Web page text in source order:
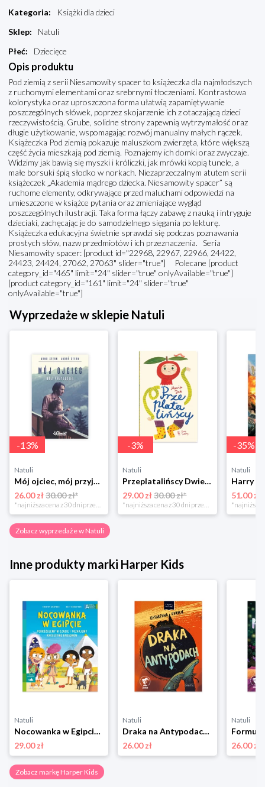
Kategoria:
Książki dla dzieci
Sklep:
Natuli
Płeć: Dziecięce
Opis produktu
Pod ziemią z serii Niesamowity spacer to książeczka dla najmłodszych
z ruchomymi elementami oraz srebrnymi tłoczeniami. Kontrastowa
kolorystyka oraz uproszczona forma ułatwią zapamiętywanie
poszczególnych słówek, poprzez skojarzenie ich z otaczającą dzieci
rzeczywistością. Grube, solidne strony zapewnią wytrzymałość oraz
długie użytkowanie, wspomagając rozwój manualny małych rączek.
Książeczka Pod ziemią pokazuje maluszkom zwierzęta, które większą
część życia mieszkają pod ziemią. Poznajemy ich domki oraz zwyczaje.
Widzimy jak bawią się myszki i króliczki, jak mrówki kopią tunele, a
małe borsuki śpią słodko w norkach. Niezaprzeczalnym atutem serii
książeczek „Akademia mądrego dziecka. Niesamowity spacer” są
ruchome elementy, odkrywające przed maluchami odpowiedzi na
umieszczone w książce pytania oraz zmieniające wygląd
poszczególnych ilustracji. Taka forma łączy zabawę z nauką i intryguje
dzieciaki, zachęcając je do samodzielnego sięgania po lekturę.
Książeczka edukacyjna świetnie sprawdzi się podczas poznawania
prostych słów, nazw przedmiotów i ich przeznaczenia. Seria
Niesamowity spacer: [product id="22968, 22967, 22966, 24422,
24423, 24424, 27062, 27063" slider="true"] Polecane [product
category_id="465" limit="24" slider="true" onlyAvailable="true"]
[product category_id="161" limit="24" slider="true"
onlyAvailable="true"]
Wyprzedaże w sklepie Natuli
-13%
Natuli
Mój ojciec, mój przyjaciel Element
26.00 zł30.00 zł*
*najniższa cena z 30 dni przed obniżką
-3%
Natuli
Przeplatalińscy Dwie siostry
29.00 zł 30.00 zł*
*najniższa cena z 30 dni przed obniżką
-35%
Natuli
51.00 zł
Zobacz wyprzedaże w Natuli
Inne produkty marki Harper Kids
Natuli
Nocowanka w Egipcie. Akademia mądrego dziecka. Chcę wiedzieć Harper kids
29.00 zł
Natuli
Draka na Antypodach. Czytam, bo lubię Harper kids
26.00 zł
Natuli
26.00 zł
Zobacz markę Harper Kids